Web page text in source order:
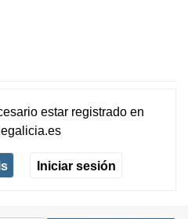
estar registradoen
Iniciar sesión